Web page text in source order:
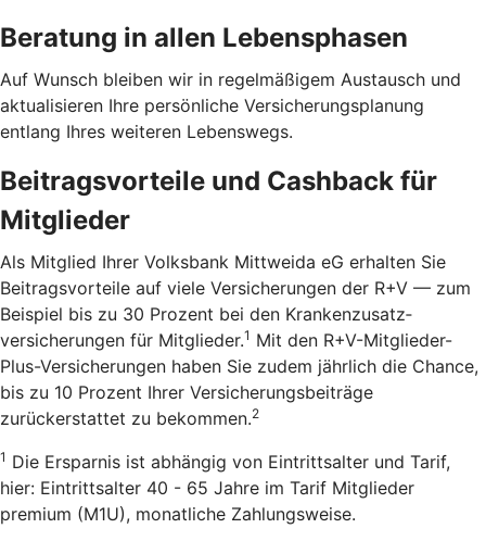
Beratung in allen Lebensphasen
Auf Wunsch bleiben wir in regelmäßigem Austausch und
aktualisieren Ihre persönliche Versicherungsplanung
entlang Ihres weiteren Lebenswegs.
Beitragsvorteile und Cashback für
Mitglieder
Als Mitglied Ihrer Volksbank Mittweida eG erhalten Sie
Beitragsvorteile auf viele Versicherungen der R+V — zum
Beispiel bis zu 30 Prozent bei den Kranken­zusatz­
versicherungen für Mitglieder.1 Mit den R+V-Mitglieder-
Plus-Versicherungen haben Sie zudem jährlich die Chance,
bis zu 10 Prozent Ihrer Versicherungsbeiträge
zurückerstattet zu bekommen.2
1 Die Ersparnis ist abhängig von Eintrittsalter und Tarif,
hier: Eintrittsalter 40 - 65 Jahre im Tarif Mitglieder
premium (M1U), monatliche Zahlungsweise.